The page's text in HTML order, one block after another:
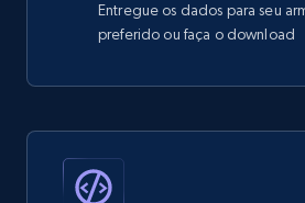
Entregue os dados para seu
preferido ou faça o download